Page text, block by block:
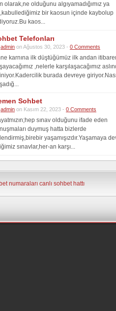
olarak,ne olduğunu algıyamadığımız ya
bir kaosun içinde kaybolup
kaos...
Telefonları
admin on Ağustos 30, 2023 - 0 Comments
karnına ilk düştüğümüz ilk andan
,nelerle karşılaşacağımız
burada devreye
Sohbet
admin on Kasım 22, 2023 - 0 Comments
sınav olduğunu ifade eden
duymuş hatta bizlerde
yaşamışızdır.Yaşamaya
sınavlar,her-an karşı...
numaraları canlı sohbet hattı